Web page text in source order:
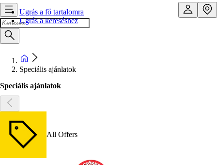
Ugrás a fő tartalomra
Ugrás a kereséshez
Speciális ajánlatok
Speciális ajánlatok
All Offers